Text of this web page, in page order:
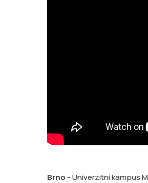
Brno -Univerzitní kampus